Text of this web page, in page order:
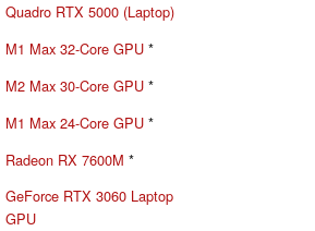
Quadro RTX 5000 (Laptop)
M1 Max 32-Core GPU *
M2 Max 30-Core GPU *
M1 Max 24-Core GPU *
Radeon RX 7600M *
GeForce RTX 3060 Laptop
GPU